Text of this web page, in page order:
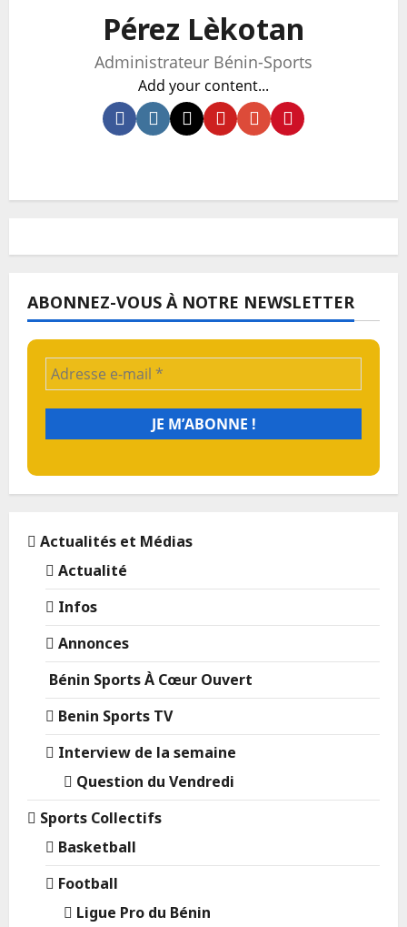
Pérez Lèkotan
Administrateur Bénin-Sports
Add your content...
ABONNEZ-VOUS À NOTRE NEWSLETTER
Actualités et Médias
Actualité
Infos
Annonces
Bénin Sports À Cœur Ouvert
Benin Sports TV
Interview de la semaine
Question du Vendredi
Sports Collectifs
Basketball
Football
Ligue Pro du Bénin